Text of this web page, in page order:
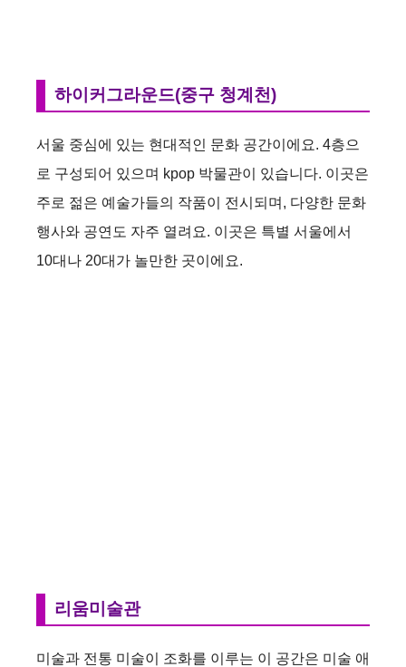
하이커그라운드(중구 청계천)
서울 중심에 있는 현대적인 문화 공간이에요. 4층으
로 구성되어 있으며 kpop 박물관이 있습니다. 이곳은
주로 젊은 예술가들의 작품이 전시되며, 다양한 문화
행사와 공연도 자주 열려요. 이곳은 특별 서울에서
10대나 20대가 놀만한 곳이에요.
리움미술관
미술과 전통 미술이 조화를 이루는 이 공간은 미술 애